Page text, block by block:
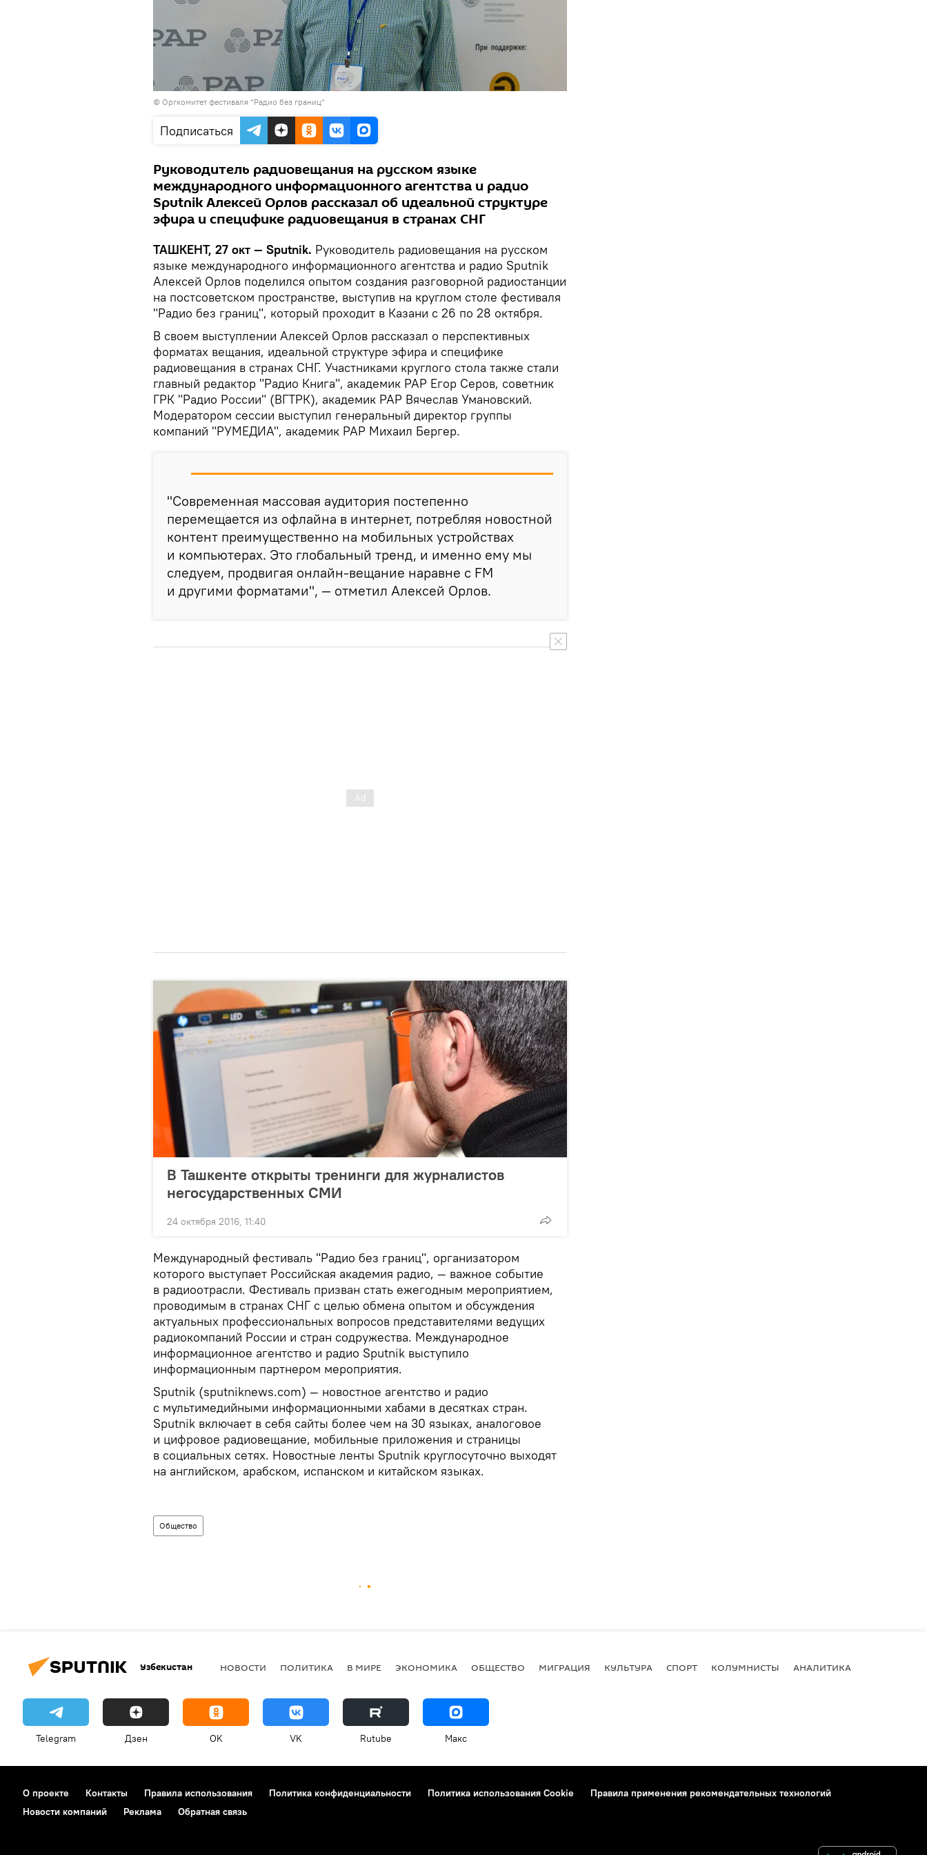
© Оргкомитет фестиваля "Радио без границ"
Подписаться
Руководитель радиовещания на русском языке
международного информационного агентства и радио
Sputnik Алексей Орлов рассказал об идеальной структуре
эфира и специфике радиовещания в странах СНГ
ТАШКЕНТ, 27 окт — Sputnik. Руководитель радиовещания на русском
языке международного информационного агентства и радио Sputnik
Алексей Орлов поделился опытом создания разговорной радиостанции
на постсоветском пространстве, выступив на круглом столе фестиваля
"Радио без границ", который проходит в Казани с 26 по 28 октября.
В своем выступлении Алексей Орлов рассказал о перспективных
форматах вещания, идеальной структуре эфира и специфике
радиовещания в странах СНГ. Участниками круглого стола также стали
главный редактор "Радио Книга", академик РАР Егор Серов, советник
ГРК "Радио России" (ВГТРК), академик РАР Вячеслав Умановский.
Модератором сессии выступил генеральный директор группы
компаний "РУМЕДИА", академик РАР Михаил Бергер.
"Современная массовая аудитория постепенно
перемещается из офлайна в интернет, потребляя новостной
контент преимущественно на мобильных устройствах
и компьютерах. Это глобальный тренд, и именно ему мы
следуем, продвигая онлайн-вещание наравне с FM
и другими форматами", — отметил Алексей Орлов.
В Ташкенте открыты тренинги для журналистов
негосударственных СМИ
24 октября 2016, 11:40
Международный фестиваль "Радио без границ", организатором
которого выступает Российская академия радио, — важное событие
в радиоотрасли. Фестиваль призван стать ежегодным мероприятием,
проводимым в странах СНГ с целью обмена опытом и обсуждения
актуальных профессиональных вопросов представителями ведущих
радиокомпаний России и стран содружества. Международное
информационное агентство и радио Sputnik выступило
информационным партнером мероприятия.
Sputnik (sputniknews.com) — новостное агентство и радио
с мультимедийными информационными хабами в десятках стран.
Sputnik включает в себя сайты более чем на 30 языках, аналоговое
и цифровое радиовещание, мобильные приложения и страницы
в социальных сетях. Новостные ленты Sputnik круглосуточно выходят
на английском, арабском, испанском и китайском языках.
Общество
Узбекистан НОВОСТИ ПОЛИТИКА В МИРЕ ЭКОНОМИКА ОБЩЕСТВО МИГРАЦИЯ КУЛЬТУРА СПОРТ КОЛУМНИСТЫ АНАЛИТИКА
Telegram Дзен OK VK Rutube Макс
О проекте Контакты Правила использования Политика конфиденциальности Политика использования Cookie
Правила применения рекомендательных технологий
Новости компаний
Реклама Обратная связь